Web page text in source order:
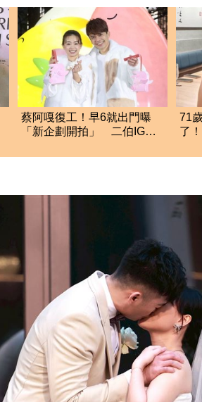
蔡阿嘎復工！早6就出門曝
「新企劃開拍」 二伯IG也
71
了